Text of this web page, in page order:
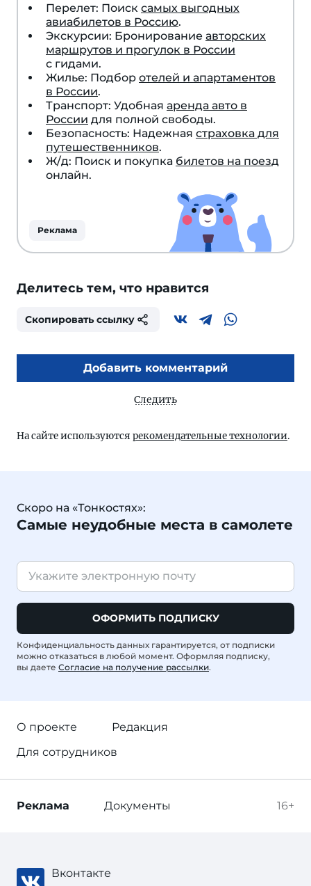
Перелет: Поиск самых выгодных
авиабилетов в Россию.
Экскурсии: Бронирование авторских
маршрутов и прогулок в России
с гидами.
Жилье: Подбор отелей и апартаментов
в России.
Транспорт: Удобная аренда авто в
России для полной свободы.
Безопасность: Надежная страховка для
путешественников.
Ж/д: Поиск и покупка билетов на поезд
онлайн.
Реклама
Делитесь тем, что нравится
Скопировать ссылку
Добавить комментарий
Следить
На сайте используются рекомендательные технологии.
Скоро на «Тонкостях»:
Самые неудобные места в самолете
ОФОРМИТЬ ПОДПИСКУ
Конфиденциальность данных гарантируется, от подписки
можно отказаться в любой момент. Оформляя подписку,
вы даете Согласие на получение рассылки.
О проекте
Редакция
Для сотрудников
16+
Реклама Документы
Вконтакте